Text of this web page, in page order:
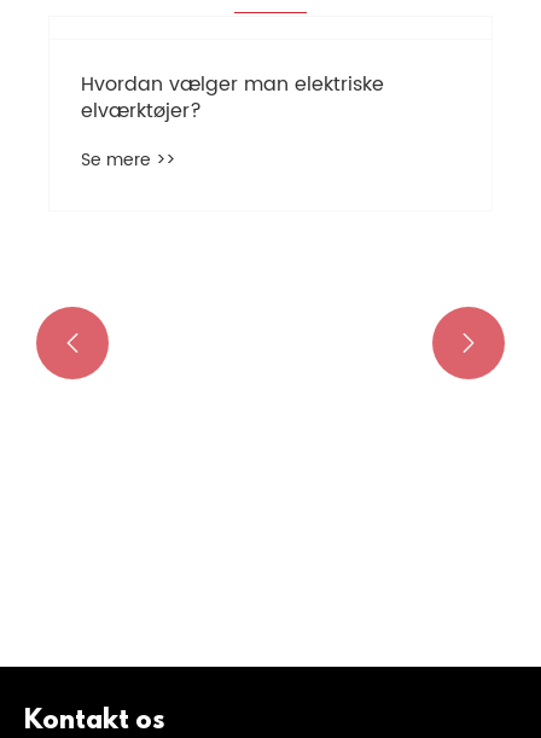
Hvorfor vælge en pneumatisk
skruetrækker på pistolstypen?
Se mere >>
 
Kontakt os